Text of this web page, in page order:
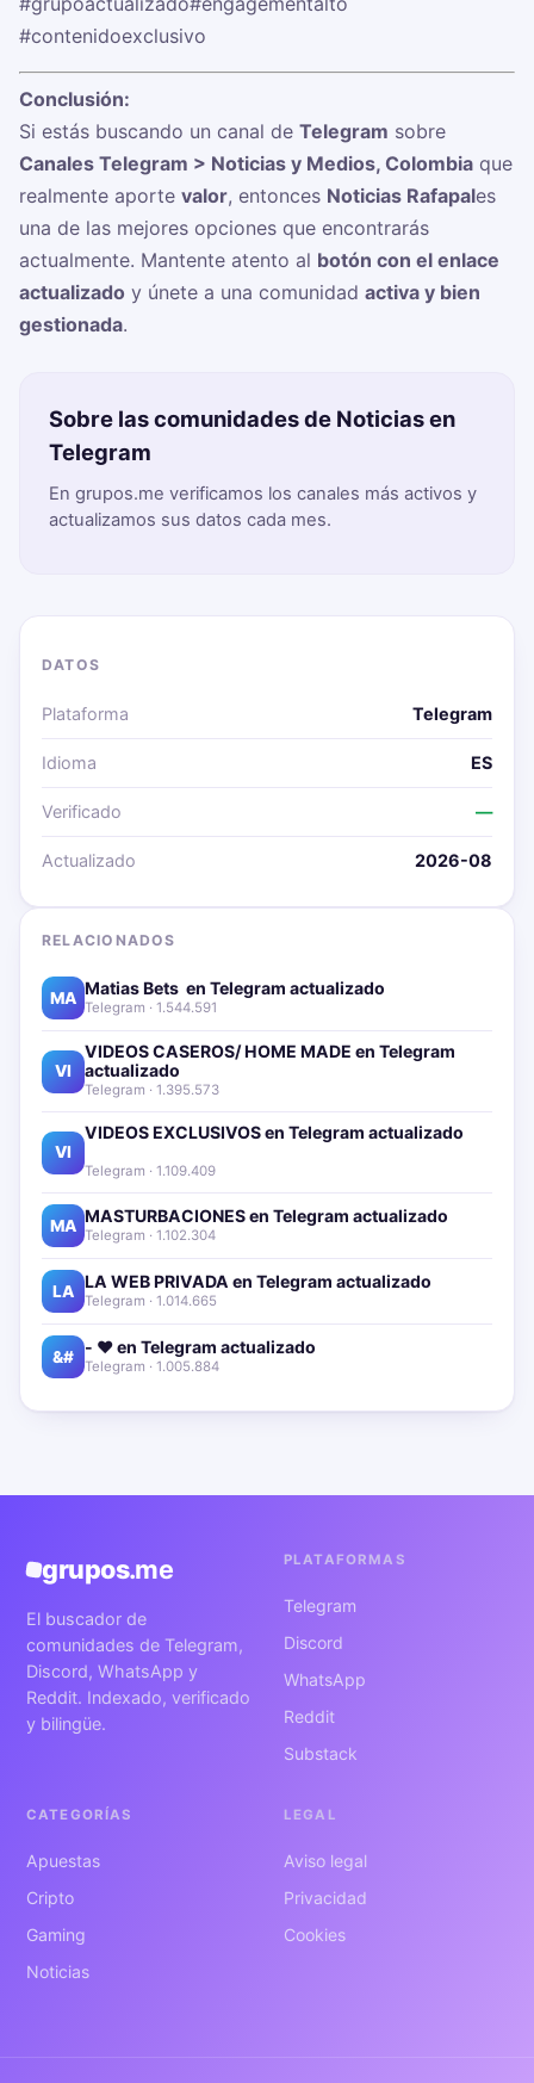
#contenidoexclusivo
Conclusión:
Si estás buscando un canal de Telegram sobre
Canales Telegram > Noticias y Medios, Colombia que
realmente aporte valor, entonces Noticias Rafapales
una de las mejores opciones que encontrarás
actualmente. Mantente atento al botón con el enlace
actualizado y únete a una comunidad activa y bien
gestionada.
Sobre las comunidades de Noticias en
Telegram
En grupos.me verificamos los canales más activos y
actualizamos sus datos cada mes.
DATOS
Plataforma Telegram
Idioma ES
Verificado —
Actualizado 2026-08
RELACIONADOS
MA Matias Bets ‍ en Telegram actualizado📱🔥
Telegram · 1.544.591
VI
VIDEOS CASEROS/ HOME MADE en Telegram
actualizado📱🔥
Telegram · 1.395.573
VI
VIDEOS EXCLUSIVOS en Telegram actualizado📱
Telegram · 1.109.409
MA MASTURBACIONES en Telegram actualizado📱🔥
Telegram · 1.102.304
LA LA WEB PRIVADA en Telegram actualizado📱🔥
Telegram · 1.014.665
&# - ❤️ en Telegram actualizado📱🔥
Telegram · 1.005.884
grupos.me
El buscador de
comunidades de Telegram,
Discord, WhatsApp y
Reddit. Indexado, verificado
y bilingüe.
PLATAFORMAS
Telegram
Discord
WhatsApp
Reddit
Substack
CATEGORÍAS
Apuestas
Cripto
Gaming
Noticias
LEGAL
Aviso legal
Privacidad
Cookies